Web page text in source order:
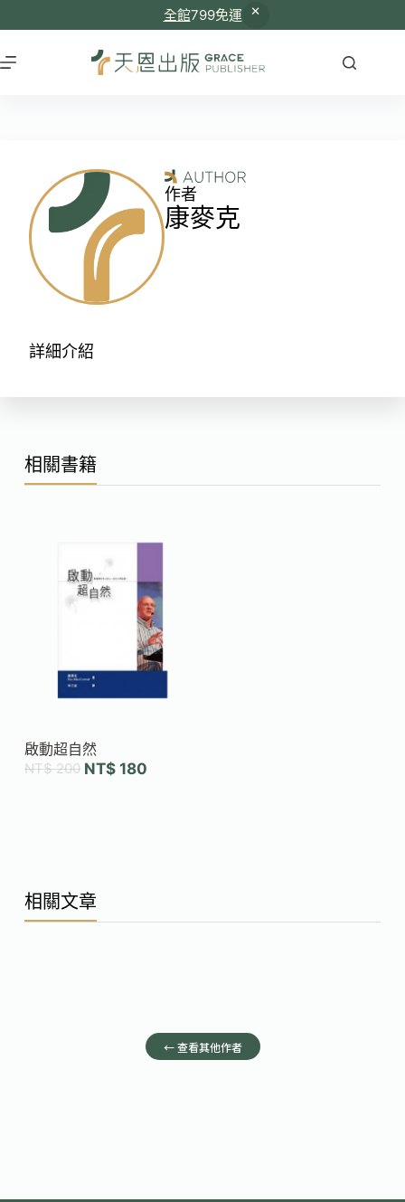
全館799免運
作者
康麥克
詳細介紹
相關書籍
啟動超自然
NT$200 NT$180
相關文章
← 查看其他作者